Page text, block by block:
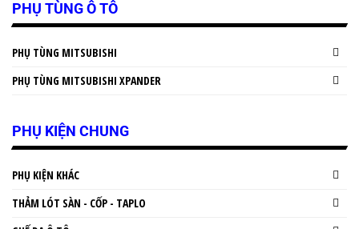
PHỤ TÙNG Ô TÔ
PHỤ TÙNG MITSUBISHI
PHỤ TÙNG MITSUBISHI XPANDER
PHỤ KIỆN CHUNG
PHỤ KIỆN KHÁC
THẢM LÓT SÀN - CỐP - TAPLO